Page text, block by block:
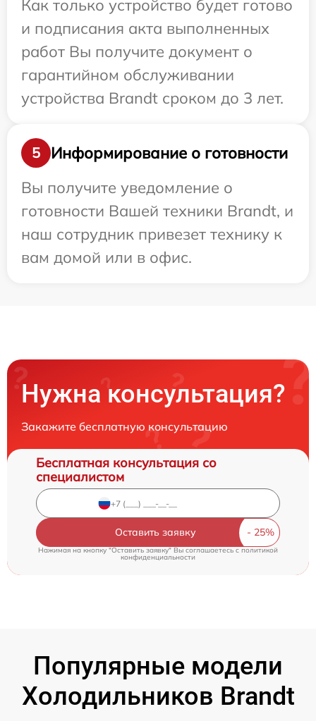
Как только устройство будет готово
и подписания акта выполненных
работ Вы получите документ о
гарантийном обслуживании
устройства Brandt сроком до 3 лет.
5
Информирование о готовности
Вы получите уведомление о
готовности Вашей техники Brandt, и
наш сотрудник привезет технику к
вам домой или в офис.
Нужна консультация?
Закажите бесплатную консультацию
Бесплатная консультация со
специалистом
Оставить заявку
Нажимая на кнопку "Оставить заявку" Вы соглашаетесь c политикой
конфиденциальности
Популярные модели
Холодильников Brandt